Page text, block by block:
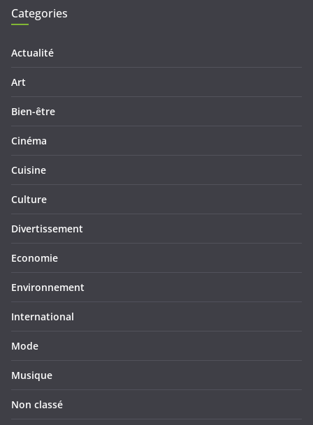
Categories
Actualité
Art
Bien-être
Cinéma
Cuisine
Culture
Divertissement
Economie
Environnement
International
Mode
Musique
Non classé